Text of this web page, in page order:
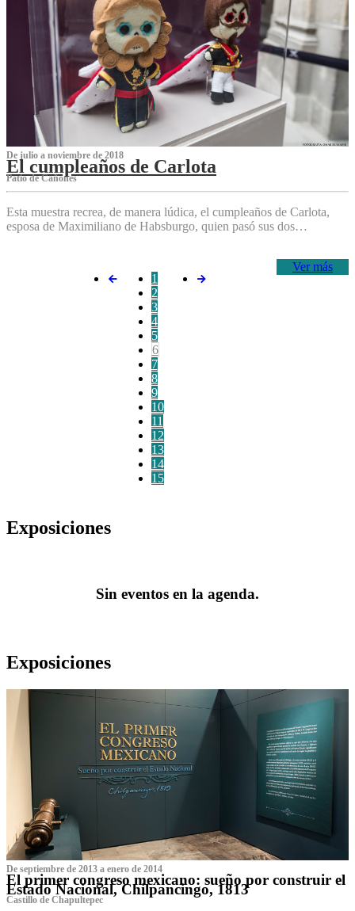
De julio a noviembre de 2018
El cumpleaños de Carlota
Patio de Cañones
Esta muestra recrea, de manera lúdica, el cumpleaños de Carlota,
esposa de Maximiliano de Habsburgo, quien pasó sus dos…
Ver más
1
2
3
4
5
6
7
8
9
10
11
12
13
14
15
Exposiciones
Sin eventos en la agenda.
Exposiciones
De septiembre de 2013 a enero de 2014
El primer congreso mexicano: sueño por construir el
Estado Nacional, Chilpancingo, 1813
Castillo de Chapultepec